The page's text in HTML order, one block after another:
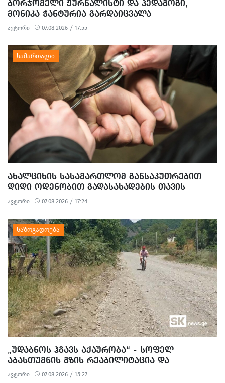
ᲑᲝᲠᲯᲝᲛᲔᲚᲘ ᲟᲣᲠᲜᲐᲚᲘᲡᲢᲘ ᲓᲐ ᲞᲔᲓᲐᲒᲝᲒᲘ,
ᲛᲝᲜᲘᲙᲐ ᲭᲐᲜᲢᲣᲠᲘᲐ ᲒᲐᲠᲓᲐᲘᲪᲕᲐᲚᲐ
ავტორი 07.08.2026 / 17:55
ᲐᲮᲐᲚᲪᲘᲮᲘᲡ ᲡᲐᲡᲐᲛᲐᲠᲗᲚᲝᲛ ᲒᲐᲜᲡᲐᲙᲣᲗᲠᲔᲑᲘᲗ
ᲓᲘᲓᲘ ᲝᲓᲔᲜᲝᲑᲘᲗ ᲒᲐᲓᲐᲡᲐᲮᲐᲓᲔᲑᲘᲡ ᲗᲐᲕᲘᲡ
ᲐᲠᲘᲓᲔᲑᲘᲡ, ᲓᲘᲓᲘ ᲝᲓᲔᲜᲝᲑᲘᲗ ᲗᲐᲦᲚᲘᲗᲝᲑᲘᲡ
ᲛᲪᲓᲔᲚᲝᲑᲘᲡ ᲓᲐ ᲛᲝᲢᲧᲣᲔᲑᲘᲗ ᲥᲝᲜᲔᲑᲠᲘᲕᲘ
ᲓᲐᲖᲘᲐᲜᲔᲑᲘᲡ ᲤᲐᲥᲢᲔᲑᲖᲔ 1 ᲞᲘᲠᲘ ᲓᲐᲛᲜᲐᲨᲐᲕᲔᲓ ᲪᲜᲝ
ავტორი 07.08.2026 / 17:24
„ᲣᲓᲐᲑᲜᲝᲡ ᲰᲒᲐᲕᲡ ᲐᲥᲐᲣᲠᲝᲑᲐ“ - ᲡᲝᲤᲔᲚ
ᲐᲑᲐᲡᲗᲣᲛᲜᲘᲡ ᲒᲖᲘᲡ ᲠᲔᲐᲑᲘᲚᲘᲢᲐᲪᲘᲐ ᲓᲐ
ᲛᲝᲡᲐᲮᲚᲔᲝᲑᲘᲡ ᲞᲠᲝᲢᲔᲡᲢᲘ
ავტორი 07.08.2026 / 15:27